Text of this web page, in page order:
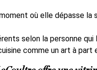
où elle dépasse
selon la personne
comme un art à part